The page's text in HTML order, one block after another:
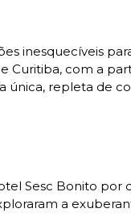
inesquecíveis
Curitiba, com a
única, repleta de
Sesc Bonito por
a